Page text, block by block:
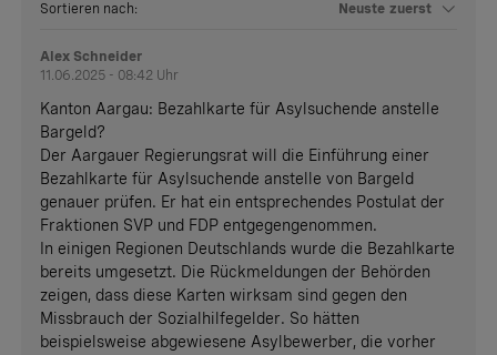
Sortieren nach: Neuste zuerst
Alex Schneider
11.06.2025 - 08:42 Uhr
Kanton Aargau: Bezahlkarte für Asylsuchende anstelle
Bargeld?
Der Aargauer Regierungsrat will die Einführung einer
Bezahlkarte für Asylsuchende anstelle von Bargeld
genauer prüfen. Er hat ein entsprechendes Postulat der
Fraktionen SVP und FDP entgegengenommen.
In einigen Regionen Deutschlands wurde die Bezahlkarte
bereits umgesetzt. Die Rückmeldungen der Behörden
zeigen, dass diese Karten wirksam sind gegen den
Missbrauch der Sozialhilfegelder. So hätten
beispielsweise abgewiesene Asylbewerber, die vorher